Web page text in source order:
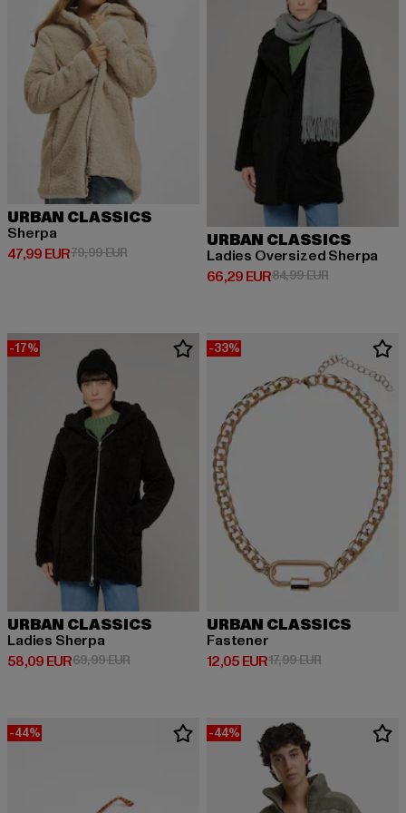
URBAN CLASSICS
Sherpa
47,99 EUR
Prix courant: 47,99 EUR
79,99 EURPrix en promotion: 79,99 EUR
URBAN CLASSICS
Ladies Oversized Sherpa
66,29 EUR
Prix courant: 66,29 EUR
84,99 EURPrix en
-17%
URBAN CLASSICS
Ladies Sherpa
58,09 EUR
Prix courant: 58,09 EUR
69,99 EURPrix en promotion: 69,99 EUR
-33%
URBAN CLASSICS
Fastener
12,05 EUR
Prix courant: 12,05 EUR
17,99 EURPrix en
-44% -44%